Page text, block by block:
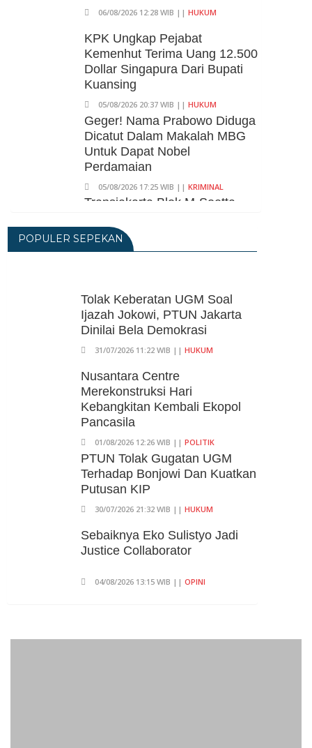
06/08/2026 12:28 WIB || HUKUM
KPK Ungkap Pejabat
Kemenhut Terima Uang 12.500
Dollar Singapura Dari Bupati
Kuansing
05/08/2026 20:37 WIB || HUKUM
Geger! Nama Prabowo Diduga
Dicatut Dalam Makalah MBG
Untuk Dapat Nobel
Perdamaian
05/08/2026 17:25 WIB || KRIMINAL
Transjakarta Blok M-Soetta
Transbandara, Tarif Dipatok
Rp15.000
Pengangguran Di Indonesia
Pada Mei 2026 Turun Jadi 7,22
Juta Orang
05/08/2026 13:45 WIB ||TENAGA KERJA
Tumbuh 5,29 Persen, Sektor
Pertambangan Alami Kontraksi
05/08/2026 13:16 WIB || MAKRO/MIKRO
POPULER SEPEKAN
Tolak Keberatan UGM Soal
Ijazah Jokowi, PTUN Jakarta
Dinilai Bela Demokrasi
31/07/2026 11:22 WIB || HUKUM
Nusantara Centre
Merekonstruksi Hari
Kebangkitan Kembali Ekopol
Pancasila
01/08/2026 12:26 WIB || POLITIK
PTUN Tolak Gugatan UGM
Terhadap Bonjowi Dan Kuatkan
Putusan KIP
30/07/2026 21:32 WIB || HUKUM
Sebaiknya Eko Sulistyo Jadi
Justice Collaborator
04/08/2026 13:15 WIB || OPINI
Pengusaha Mikro